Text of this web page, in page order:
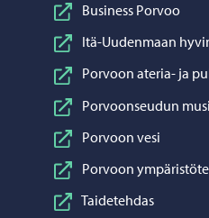
Business Porvoo
Itä-Uudenmaan
Porvoon ateria- ja
Porvoonseudun
Porvoon vesi
Porvoon
Taidetehdas